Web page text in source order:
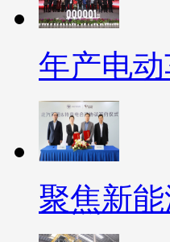
年产电
聚焦新